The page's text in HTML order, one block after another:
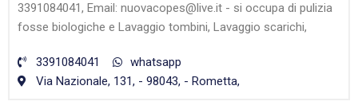
3391084041, Email: nuovacopes@live.it - si occupa di pulizia
fosse biologiche e Lavaggio tombini, Lavaggio scarichi,
3391084041
whatsapp
Via Nazionale, 131, - 98043, - Rometta,